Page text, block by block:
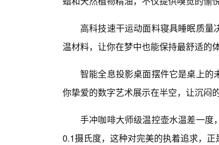
高科技速干运动面料寝具睡眠质
温材料，让你在梦中也能保持最舒适的
智能全息投影桌面摆件它是桌上的
你挚爱的数字艺术展示在半空，让沉闷
手冲咖啡大师级温控壶水温差一度
0.1摄氏度，这种对完美的执着追求，正